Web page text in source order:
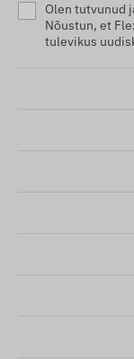
Olen tutvunud
Nõustun, et
tulevikus